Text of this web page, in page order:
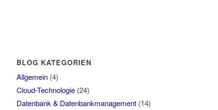
BLOG KATEGORIEN
Allgemein(4)
Cloud-Technologie(24)
Datenbank & Datenbankmanagement(14)